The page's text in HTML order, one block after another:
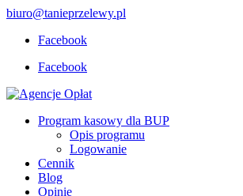
biuro@tanieprzelewy.pl
Facebook
Facebook
Program kasowy dla BUP
Opis programu
Logowanie
Cennik
Blog
Opinie